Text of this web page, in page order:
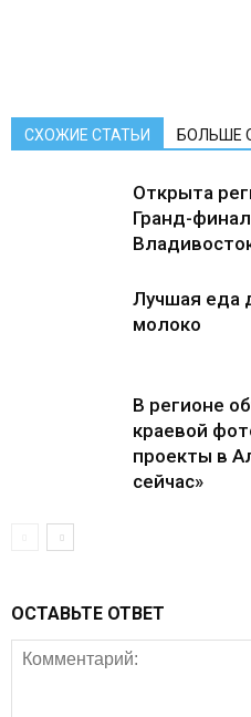
СХОЖИЕ СТАТЬИ БОЛЬШЕ
Открыта
Гранд-
Лучшая еда
молоко
В регионе
краевой
проекты в
сейчас»
ОСТАВЬТЕ ОТВЕТ